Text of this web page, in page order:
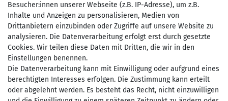
Zahlen Sie bequem per
Wir versenden mit
Besucher:innen unserer Webseite (z.B. IP-Adresse), um z.B.
Inhalte und Anzeigen zu personalisieren, Medien von
Drittanbietern einzubinden oder Zugriffe auf unsere Website zu
analysieren. Die Datenverarbeitung erfolgt erst durch gesetzte
Cookies. Wir teilen diese Daten mit Dritten, die wir in den
Einstellungen benennen.
Die Datenverarbeitung kann mit Einwilligung oder aufgrund eines
berechtigten Interesses erfolgen. Die Zustimmung kann erteilt
oder abgelehnt werden. Es besteht das Recht, nicht einzuwilligen